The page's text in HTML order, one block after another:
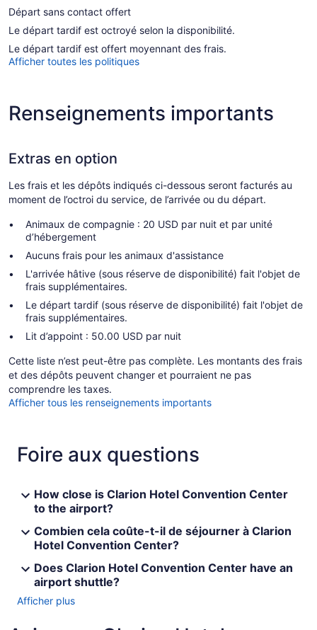
Départ sans contact offert
Le départ tardif est octroyé selon la disponibilité.
Le départ tardif est offert moyennant des frais.
Afficher toutes les politiques
Renseignements importants
Extras en option
Les frais et les dépôts indiqués ci-dessous seront facturés au
moment de l’octroi du service, de l’arrivée ou du départ.
Animaux de compagnie : 20 USD par nuit et par unité
d’hébergement
Aucuns frais pour les animaux d'assistance
L'arrivée hâtive (sous réserve de disponibilité) fait l'objet de
frais supplémentaires.
Le départ tardif (sous réserve de disponibilité) fait l'objet de
frais supplémentaires.
Lit d’appoint : 50.00 USD par nuit
Cette liste n’est peut-être pas complète. Les montants des frais
et des dépôts peuvent changer et pourraient ne pas
comprendre les taxes.
Afficher tous les renseignements importants
Foire aux questions
How close is Clarion Hotel Convention Center
to the airport?
Combien cela coûte-t-il de séjourner à Clarion
Hotel Convention Center?
Does Clarion Hotel Convention Center have an
airport shuttle?
Afficher plus